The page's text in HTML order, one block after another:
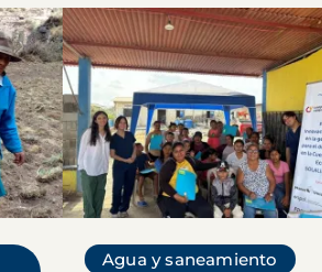
Agua y saneamiento